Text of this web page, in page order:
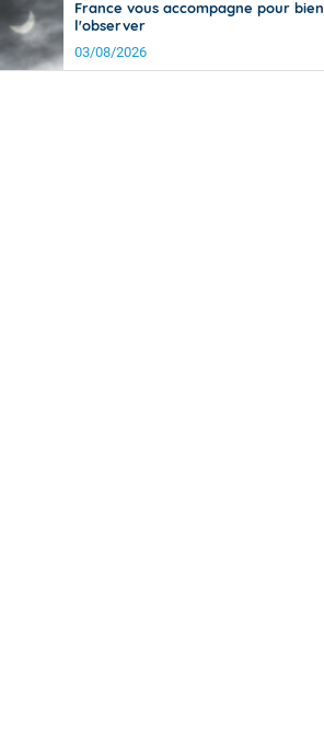
France vous accompagne pour bien
l'observer
03/08/2026